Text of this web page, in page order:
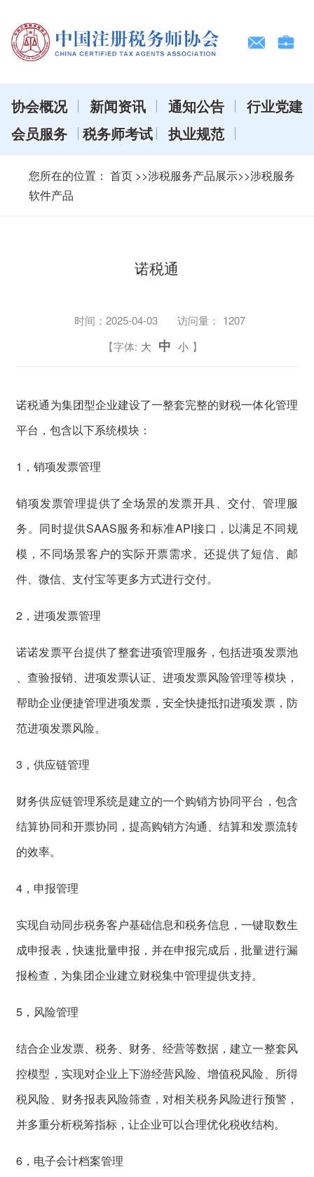
协会概况 新闻资讯 通知公告
行业党建
会员服务
税务师考试 执业规范
您所在的位置： 首页 >>涉税服务产品展示>>涉税服务
软件产品
诺税通
时间：2025-04-03 访问量： 1207
【字体: 大 中 小 】
诺税通为集团型企业建设了一整套完整的财税一体化管理
平台，包含以下系统模块：
1，销项发票管理
销项发票管理提供了全场景的发票开具、交付、管理服
务。同时提供SAAS服务和标准API接口，以满足不同规
模，不同场景客户的实际开票需求。还提供了短信、邮
件、微信、支付宝等更多方式进行交付。
2，进项发票管理
诺诺发票平台提供了整套进项管理服务，包括进项发票池
、查验报销、进项发票认证、进项发票风险管理等模块，
帮助企业便捷管理进项发票，安全快捷抵扣进项发票，防
范进项发票风险。
3，供应链管理
财务供应链管理系统是建立的一个购销方协同平台，包含
结算协同和开票协同，提高购销方沟通、结算和发票流转
的效率。
4，申报管理
实现自动同步税务客户基础信息和税务信息，一键取数生
成申报表，快速批量申报，并在申报完成后，批量进行漏
报检查，为集团企业建立财税集中管理提供支持。
5，风险管理
结合企业发票、税务、财务、经营等数据，建立一整套风
控模型，实现对企业上下游经营风险、增值税风险、所得
税风险、财务报表风险筛查，对相关税务风险进行预警，
并多重分析税筹指标，让企业可以合理优化税收结构。
6，电子会计档案管理